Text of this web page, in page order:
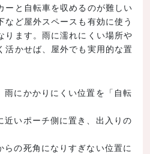
ーと自転車を収めるのが難しい
など屋外スペースも有効に使う
ります。雨に濡れにくい場所や
活かせば、屋外でも実用的な置
雨にかかりにくい位置を「自転
近いポーチ側に置き、出入りの
の死角になりすぎない位置に